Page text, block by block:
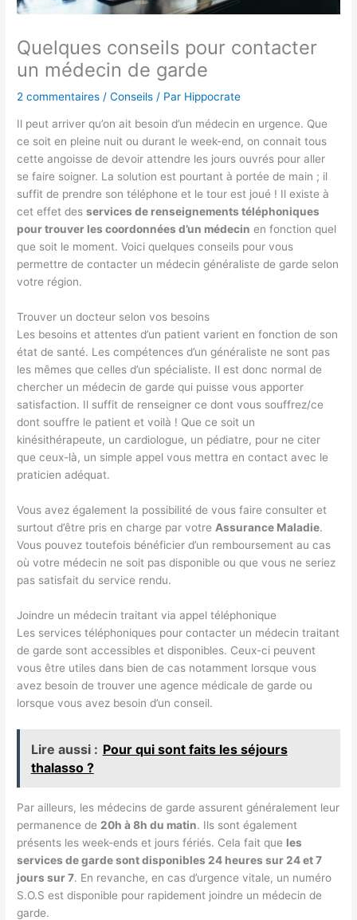
Quelques conseils pour contacter
un médecin de garde
2 commentaires /Conseils / Par Hippocrate
Il peut arriver qu’on ait besoin d’un médecin en urgence. Que
ce soit en pleine nuit ou durant le week-end, on connait tous
cette angoisse de devoir attendre les jours ouvrés pour aller
se faire soigner. La solution est pourtant à portée de main ; il
suffit de prendre son téléphone et le tour est joué ! Il existe à
cet effet desservices de renseignements téléphoniques
pour trouver les coordonnées d’un médecin en fonction quel
que soit le moment. Voici quelques conseils pour vous
permettre de contacter un médecin généraliste de garde selon
votre région.
Trouver un docteur selon vos besoins
Les besoins et attentes d’un patient varient en fonction de son
état de santé. Les compétences d’un généraliste ne sont pas
les mêmes que celles d’un spécialiste. Il est donc normal de
chercher un médecin de garde qui puisse vous apporter
satisfaction. Il suffit de renseigner ce dont vous souffrez/ce
dont souffre le patient et voilà ! Que ce soit un
kinésithérapeute, un cardiologue, un pédiatre, pour ne citer
que ceux-là, un simple appel vous mettra en contact avec le
praticien adéquat.
Vous avez également la possibilité de vous faire consulter et
surtout d’être pris en charge par votreAssurance Maladie.
Vous pouvez toutefois bénéficier d’un remboursement au cas
où votre médecin ne soit pas disponible ou que vous ne seriez
pas satisfait du service rendu.
Joindre un médecin traitant via appel téléphonique
Les services téléphoniques pour contacter un médecin traitant
de garde sont accessibles et disponibles. Ceux-ci peuvent
vous être utiles dans bien de cas notamment lorsque vous
avez besoin de trouver une agence médicale de garde ou
lorsque vous avez besoin d’un conseil.
Lire aussi : Pour qui sont faits les séjours
thalasso ?
Par ailleurs, les médecins de garde assurent généralement leur
permanence de 20h à 8h du matin. Ils sont également
présents les week-ends et jours fériés. Cela fait que les
services de garde sont disponibles 24 heures sur 24 et 7
jours sur 7. En revanche, en cas d’urgence vitale, un numéro
S.O.S est disponible pour rapidement joindre un médecin de
garde.